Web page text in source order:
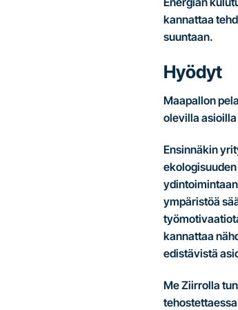
kannattaa
suuntaan.
Hyödyt
Maapallon
olevilla
Ensinnäkin
ympäristöä
kannattaa
edistävistä
Me Ziirrolla